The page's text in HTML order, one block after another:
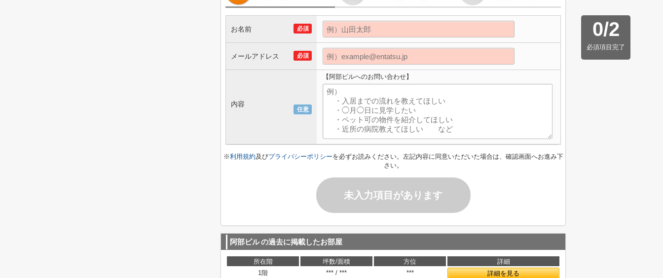
0/2
必須項目完了
必須
お名前
必須
メールアドレス
任意
内容
【阿部ビルへのお問い合わせ】
※利用規約及びプライバシーポリシーを必ずお読みください。左記内容に同意いただいた場合は、確認画面へお進み下
さい。
未入力項目があります
阿部ビルの過去に掲載したお部屋
所在階 坪数/面積 方位
詳細
1階
*** / *** *** 詳細を見る